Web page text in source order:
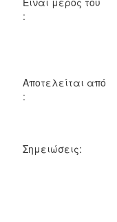
:
Αποτελείται από
:
Σημειώσεις: